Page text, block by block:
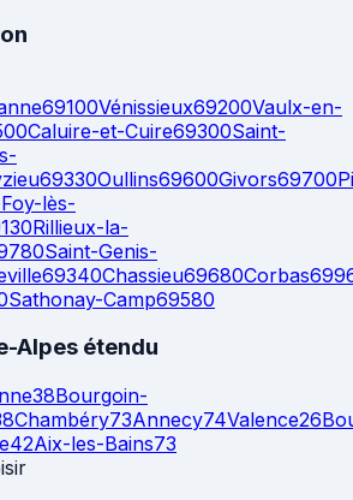
69100Vénissieux69200Vaulx-en-
Caluire-et-Cuire69300Saint-
69330Oullins69600Givors69700
lès-
Rillieux-la-
Saint-Genis-
69340Chassieu69680Corbas
Sathonay-Camp69580
Alpes étendu
38Bourgoin-
Chambéry73Annecy74Valence26
42Aix-les-Bains73